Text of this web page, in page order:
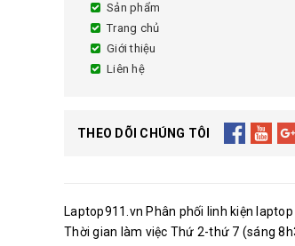
Sản phẩm
Trang chủ
Giới thiệu
Liên hệ
THEO DÕI CHÚNG TÔI
Laptop911.vn Phân phối linh kiện laptop
Thời gian làm việc Thứ 2-thứ 7 (sáng